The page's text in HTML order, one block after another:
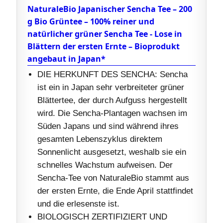
NaturaleBio Japanischer Sencha Tee – 200
g Bio Grüntee – 100% reiner und
natürlicher grüner Sencha Tee - Lose in
Blättern der ersten Ernte – Bioprodukt
angebaut in Japan*
DIE HERKUNFT DES SENCHA: Sencha
ist ein in Japan sehr verbreiteter grüner
Blättertee, der durch Aufguss hergestellt
wird. Die Sencha-Plantagen wachsen im
Süden Japans und sind während ihres
gesamten Lebenszyklus direktem
Sonnenlicht ausgesetzt, weshalb sie ein
schnelles Wachstum aufweisen. Der
Sencha-Tee von NaturaleBio stammt aus
der ersten Ernte, die Ende April stattfindet
und die erlesenste ist.
BIOLOGISCH ZERTIFIZIERT UND